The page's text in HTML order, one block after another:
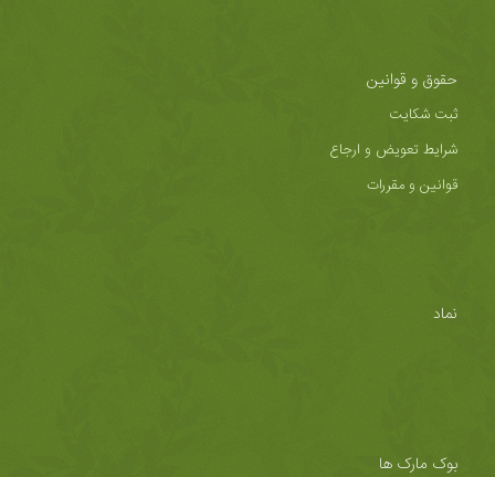
حقوق و قوانین
ثبت شکایت
شرایط تعویض و ارجاع
قوانین و مقررات
نماد
بوک مارک ها